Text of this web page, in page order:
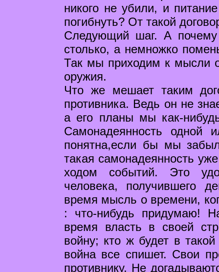
никого не убили, и
погибнуть? От такой
Следующий шаг. А почему
столько, а немножко
Так мы приходим к мысли
оружия.
Что же мешает таким
противника. Ведь он не
а его планы мы как-
Самонадеянность одной
понятна,если бы мы
такая самонадеянность
ходом событий. Это
человека, получившего
время мысль о времени,
: что-нибудь придумаю!
время власть в своей
войну; кто ж будет в
война все спишет. Свои
противнику. Не